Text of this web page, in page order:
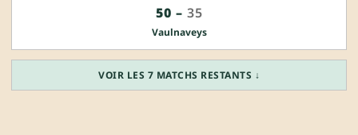
50 – 35
Vaulnaveys
VOIR LES 7 MATCHS RESTANTS ↓